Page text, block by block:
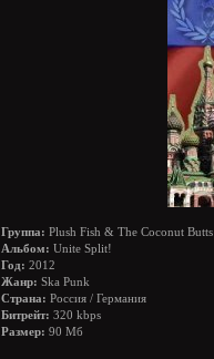
Группа: Plush Fish & The Coconut Butts
Альбом: Unite Split!
Год: 2012
Жанр: Ska Punk
Страна: Россия / Германия
Битрейт: 320 kbps
Размер: 90 Мб